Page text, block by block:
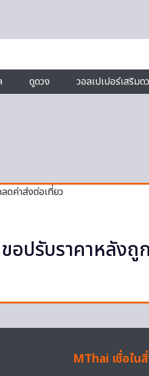
ดูดวง วอลเปเปอร์เสริมด
ขอปรับราคาหลัง
MThai เชื่อใน